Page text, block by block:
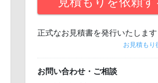
正式なお見積書を発行いたします
お見積もり
お問い合わせ・ご相談